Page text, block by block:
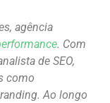
agência
. Com
de SEO,
como
Ao longo